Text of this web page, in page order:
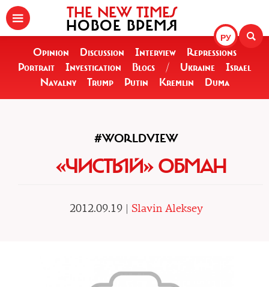
РУ
THE NEW TIMES
НОВОЕ ВРЕМЯ
Opinion Discussion Interview
Repressions
Portrait
Investigation Blogs / Ukraine
Israel
Navalny
Trump Putin Kremlin Duma
#WORLDVIEW
«ЧИСТЫЙ» ОБМАН
2012.09.19 | Slavin Aleksey